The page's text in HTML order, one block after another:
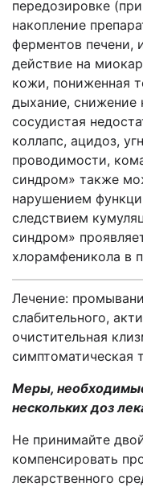
передозировке
накопление
ферментов печени,
действие на
кожи, пониженная
дыхание, снижение
сосудистая
коллапс, ацидоз,
проводимости,
синдром» также
нарушением
следствием
синдром»
хлорамфеникола в
Лечение:
слабительного,
очистительная
симптоматическая
Меры,
нескольких доз
Не принимайте
компенсировать
лекарственного